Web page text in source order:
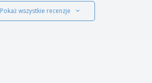
Pokaż wszystkie recenzje